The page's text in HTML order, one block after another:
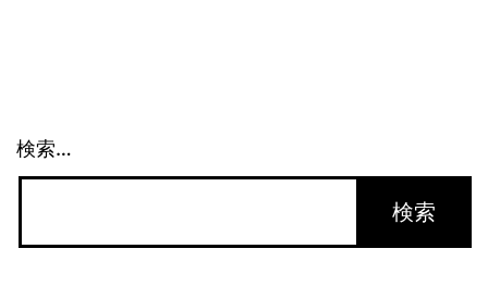
き
検索…